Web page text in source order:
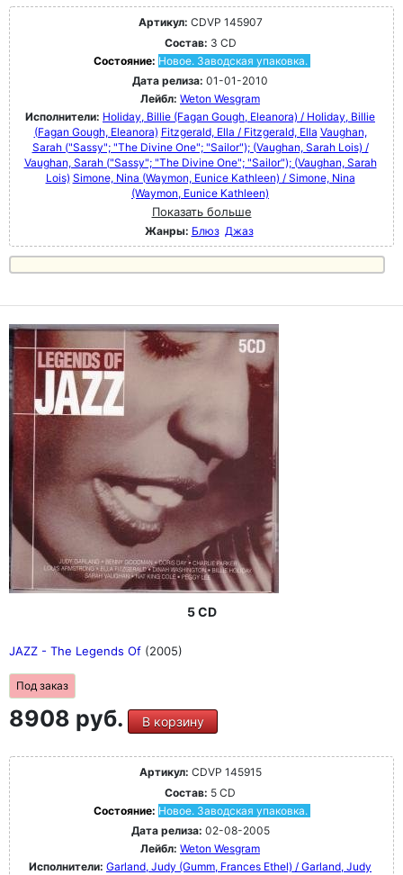
Артикул: CDVP 145907
Состав: 3 CD
Состояние: Новое. Заводская упаковка.
Дата релиза: 01-01-2010
Лейбл: Weton Wesgram
Исполнители: Holiday, Billie (Fagan Gough, Eleanora) / Holiday, Billie
(Fagan Gough, Eleanora) Fitzgerald, Ella / Fitzgerald, Ella Vaughan,
Sarah ("Sassy"; "The Divine One"; "Sailor"); (Vaughan, Sarah Lois) /
Vaughan, Sarah ("Sassy"; "The Divine One"; "Sailor"); (Vaughan, Sarah
Lois) Simone, Nina (Waymon, Eunice Kathleen) / Simone, Nina
(Waymon, Eunice Kathleen)
Показать больше
Жанры: Блюз Джаз
5 CD
JAZZ - The Legends Of (2005)
Под заказ
8908 руб. В корзину
Артикул: CDVP 145915
Состав: 5 CD
Состояние: Новое. Заводская упаковка.
Дата релиза: 02-08-2005
Лейбл: Weton Wesgram
Исполнители: Garland, Judy (Gumm, Frances Ethel) / Garland, Judy